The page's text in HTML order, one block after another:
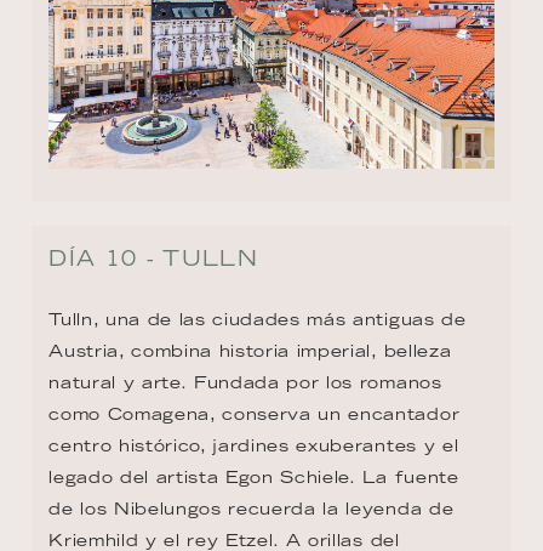
DÍA 10 - TULLN
Tulln, una de las ciudades más antiguas de
Austria, combina historia imperial, belleza
natural y arte. Fundada por los romanos
como Comagena, conserva un encantador
centro histórico, jardines exuberantes y el
legado del artista Egon Schiele. La fuente
de los Nibelungos recuerda la leyenda de
Kriemhild y el rey Etzel. A orillas del